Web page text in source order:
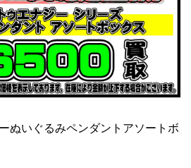
ぬいぐるみペンダントアソートボ